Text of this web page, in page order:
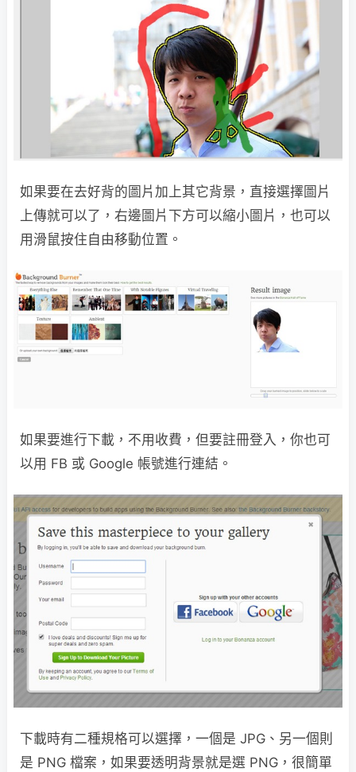
如果要在去好背的圖片加上其它背景，直接選擇圖片
上傳就可以了，右邊圖片下方可以縮小圖片，也可以
用滑鼠按住自由移動位置。
如果要進行下載，不用收費，但要註冊登入，你也可
以用 FB 或 Google 帳號進行連結。
下載時有二種規格可以選擇，一個是 JPG、另一個則
是 PNG 檔案，如果要透明背景就是選 PNG，很簡單